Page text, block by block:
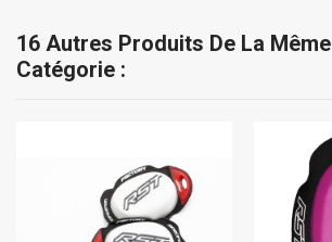
16 Autres Produits De La Même
Catégorie :